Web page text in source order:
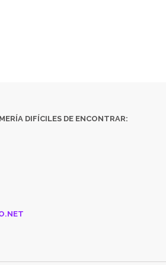
DIFÍCILES DE ENCONTRAR: